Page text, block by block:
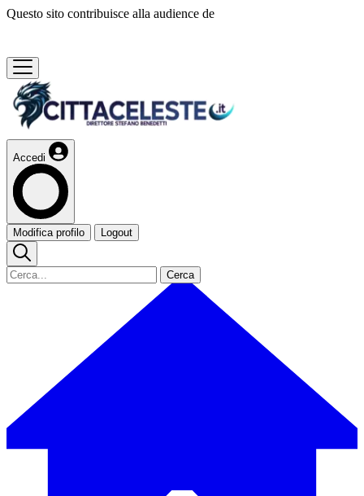
Questo sito contribuisce alla audience de
Accedi
Modifica profilo Logout
Cerca